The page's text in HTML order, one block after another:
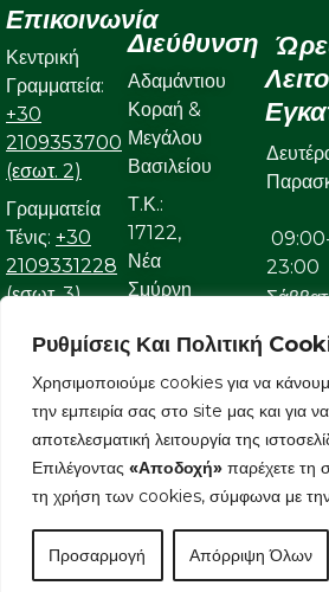
Ρυθμίσεις Και Πολιτική
Χρησιμοποιούμε cookies για να
την εμπειρία σας στο site μας και για
αποτελεσματική λειτουργία της
Επιλέγοντας «Αποδοχή» παρέχετε τη
τη χρήση των cookies, σύμφωνα με την
Προσαρμογή Απόρριψη Όλων
Επικοινωνία
Κεντρική
Γραμματεία:
+30
2109353700
(εσωτ. 2)
Γραμματεία
Τένις: +30
2109331228
(εσωτ. 3)
Γραμματεία
Κολυμβητικού:
+30
2109323632
info@aonsmilon.gr
Διεύθυνση
Αδαμάντιου
Κοραή &
Μεγάλου
Βασιλείου
Τ.Κ.:
17122,
Νέα
Σμύρνη
23:00
22:00
22:00